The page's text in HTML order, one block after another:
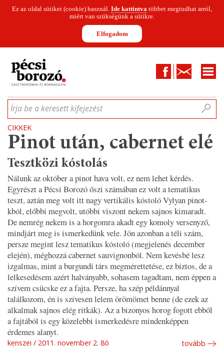
Ez az oldal sütiket (cookie) használ. Ide kattintva többet megtudhat arról,
miért van szükségünk a sütikre.
Elfogadom
FacebookKapcsolat
CIKKEKHÍREKINFOGRAFIKÁKMUNKATÁRSAKWINESOFA
Írja be a keresett kifejezést
CIKKEK
Pinot után, cabernet elé
Tesztközi kóstolás
Nálunk az október a pinot hava volt, ez nem lehet kérdés.
Egyrészt a Pécsi Borozó őszi számában ez volt a tematikus
teszt, aztán meg volt itt nagy vertikális kóstoló Vylyan pinot-
kból, előbbi megvolt, utóbbi viszont nekem sajnos kimaradt.
De nemrég nekem is a horgomra akadt egy komoly versenyző,
mindjárt meg is ismerkedünk vele. Jön azonban a téli szám,
persze megint lesz tematikus kóstoló (megjelenés december
elején), méghozzá cabernet sauvignonból. Nem kevésbé lesz
izgalmas, mint a burgundi társ megmérettetése, ez biztos, de a
lelkesedésem azért halványabb, sohasem tagadtam, nem éppen a
szívem csücske ez a fajta. Persze, ha szép példánnyal
találkozom, én is szívesen lelem örömömet benne (de ezek az
alkalmak sajnos elég ritkák). Az a bizonyos horog fogott ebből
a fajtából is egy közelebbi ismerkedésre mindenképpen
érdemes alanyt.
kenszei 2011. november 2. 8ó tovább